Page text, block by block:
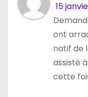
15
ont
natif de
assisté
cette